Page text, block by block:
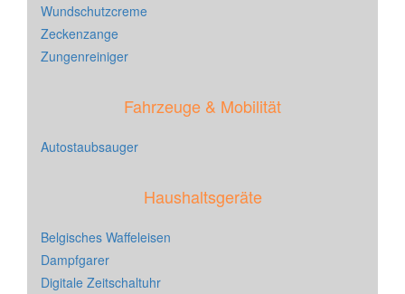
Wundschutzcreme
Zeckenzange
Zungenreiniger
Fahrzeuge & Mobilität
Autostaubsauger
Haushaltsgeräte
Belgisches Waffeleisen
Dampfgarer
Digitale Zeitschaltuhr